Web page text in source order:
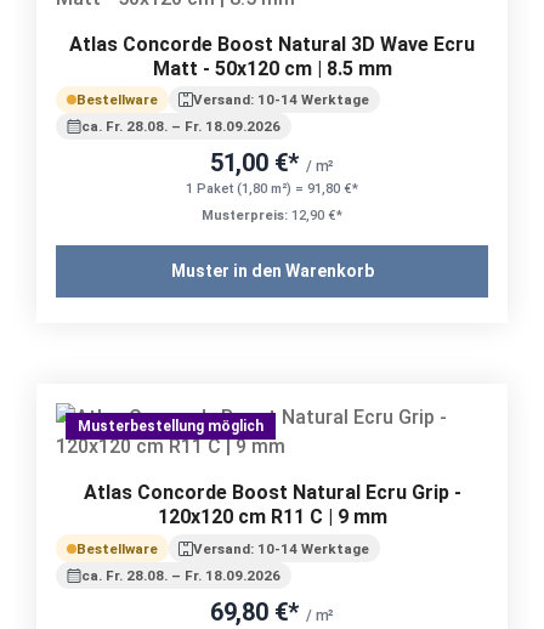
Atlas Concorde Boost Natural 3D Wave Ecru
Matt - 50x120 cm | 8.5 mm
Bestellware
Versand: 10-14 Werktage
ca. Fr. 28.08. – Fr. 18.09.2026
51,00 €* / m²
1 Paket (1,80 m²) = 91,80 €*
Musterpreis: 12,90 €*
Muster in den Warenkorb
Musterbestellung möglich
Atlas Concorde Boost Natural Ecru Grip -
120x120 cm R11 C | 9 mm
Bestellware
Versand: 10-14 Werktage
ca. Fr. 28.08. – Fr. 18.09.2026
69,80 €* / m²